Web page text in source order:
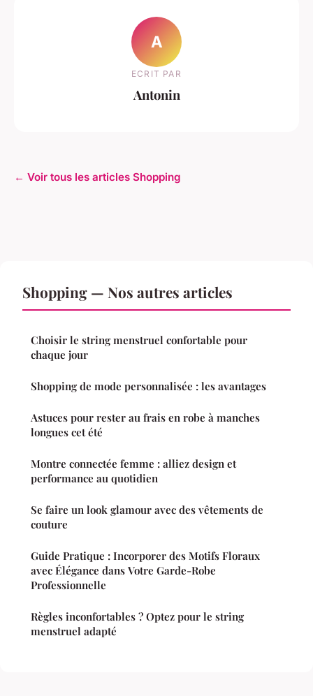
A
ECRIT PAR
Antonin
← Voir tous les articles Shopping
Shopping — Nos autres articles
Choisir le string menstruel confortable pour
chaque jour
Shopping de mode personnalisée : les avantages
Astuces pour rester au frais en robe à manches
longues cet été
Montre connectée femme : alliez design et
performance au quotidien
Se faire un look glamour avec des vêtements de
couture
Guide Pratique : Incorporer des Motifs Floraux
avec Élégance dans Votre Garde-Robe
Professionnelle
Règles inconfortables ? Optez pour le string
menstruel adapté